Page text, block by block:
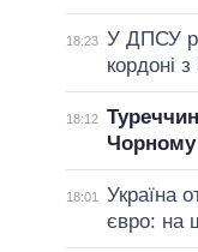
18:23 У ДПСУ
кордоні
18:12
Чорному
18:01
Україна
євро: на